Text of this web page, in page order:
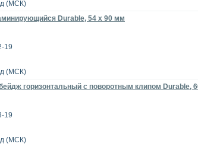
(МСК)
Durable, 54 x 90 мм
19
(МСК)
горизонтальный с поворотным клипом Durable,
19
(МСК)